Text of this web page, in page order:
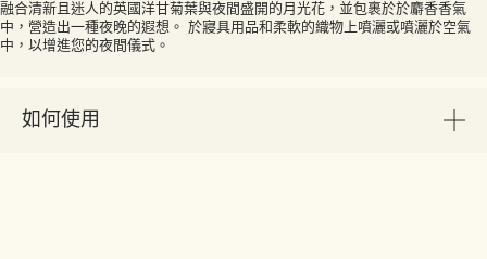
融合清新且迷人的英國洋甘菊葉與夜間盛開的月光花，並包裹於於麝香香氣
中，營造出一種夜晚的遐想。 於寢具用品和柔軟的織物上噴灑或噴灑於空氣
中，以增進您的夜間儀式。
如何使用